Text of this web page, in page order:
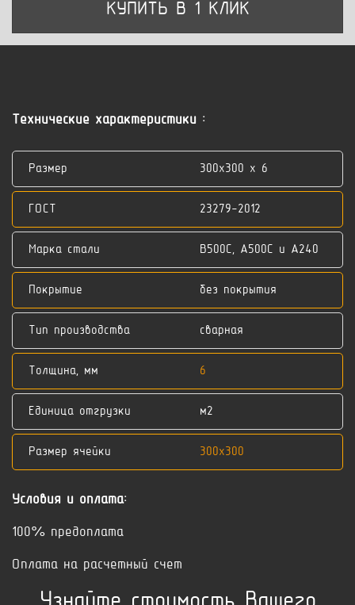
КУПИТЬ В 1 КЛИК
Технические характеристики :
Размер 300x300 x 6
ГОСТ 23279-2012
Марка стали В500С, А500С и А240
Покрытие без покрытия
Тип производства сварная
Толщина, мм 6
Единица отгрузки м2
Размер ячейки 300x300
Условия и оплата:
100% предоплата
Оплата на расчетный счет